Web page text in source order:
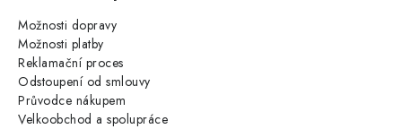
Možnosti dopravy
Možnosti platby
Reklamační proces
Odstoupení od smlouvy
Průvodce nákupem
Velkoobchod a spolupráce